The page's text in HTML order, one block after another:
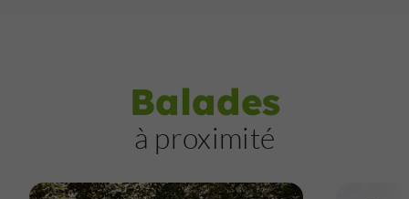
Balades
à proximité